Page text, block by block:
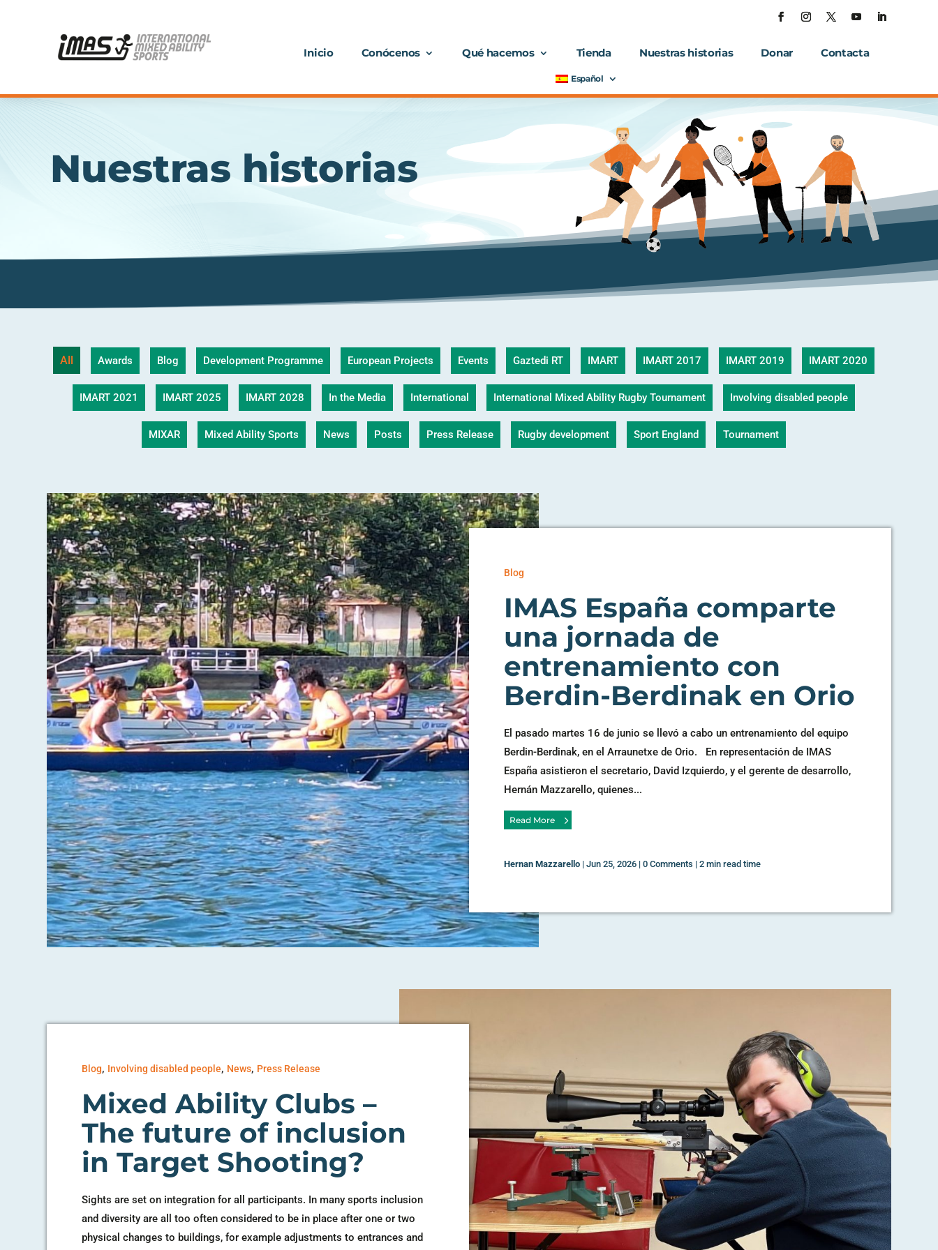
Inicio Conócenos Qué hacemos Tienda Nuestras historias Donar Contacta
Español
Nuestras historias
All Awards Blog Development Programme European Projects Events Gaztedi RT IMART IMART 2017 IMART 2019 IMART 2020
IMART 2021 IMART 2025 IMART 2028 In the Media International International Mixed Ability Rugby Tournament Involving disabled people
MIXAR Mixed Ability Sports News Posts Press Release Rugby development Sport England Tournament
Blog
IMAS España comparte
una jornada de
entrenamiento con
Berdin-Berdinak en Orio
El pasado martes 16 de junio se llevó a cabo un entrenamiento del equipo
Berdin-Berdinak, en el Arraunetxe de Orio. En representación de IMAS
España asistieron el secretario, David Izquierdo, y el gerente de desarrollo,
Hernán Mazzarello, quienes...
Read More
Hernan Mazzarello | Jun 25, 2026 | 0 Comments | 2 min read time
Blog, Involving disabled people, News, Press Release
Mixed Ability Clubs –
The future of inclusion
in Target Shooting?
Sights are set on integration for all participants. In many sports inclusion
and diversity are all too often considered to be in place after one or two
physical changes to buildings, for example adjustments to entrances and